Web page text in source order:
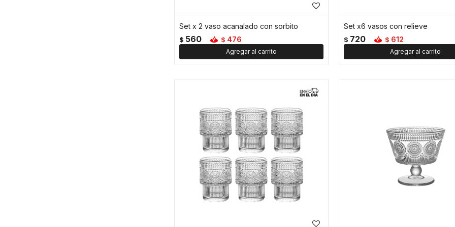
Set x 2 vaso acanalado con sorbito
$ 560 $ 476
Set x6 vasos con relieve
$ 720 $ 612